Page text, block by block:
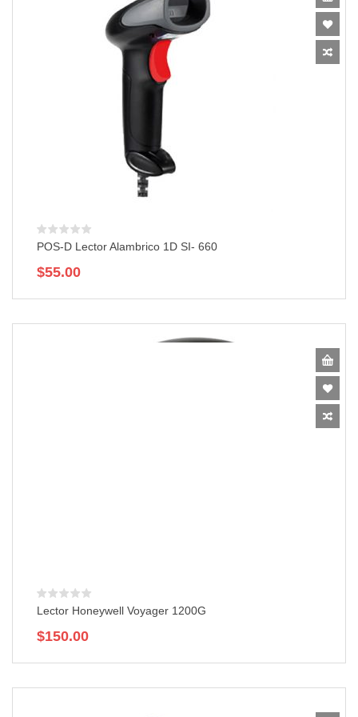
POS-D Lector Alambrico 1D SI- 660
$55.00
Lector Honeywell Voyager 1200G
$150.00